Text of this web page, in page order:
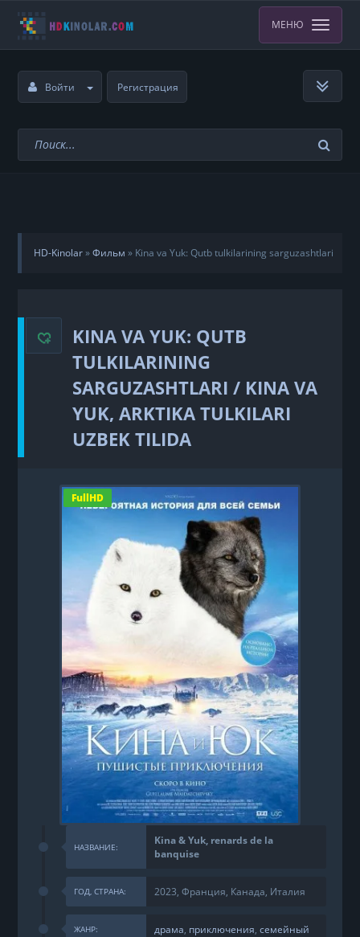
МЕНЮ
Войти Регистрация
HD-Kinolar»Фильм » Kina va Yuk: Qutb tulkilarining sarguzashtlari
KINA VA YUK: QUTB
TULKILARINING
SARGUZASHTLARI / KINA VA
YUK, ARKTIKA TULKILARI
UZBEK TILIDA
FullHD
НАЗВАНИЕ:
Kina & Yuk, renards de la
banquise
ГОД, СТРАНА: 2023, Франция, Канада, Италия
ЖАНР: драма, приключения,семейный